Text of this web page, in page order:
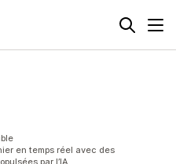
en temps réel avec des
par l’IA